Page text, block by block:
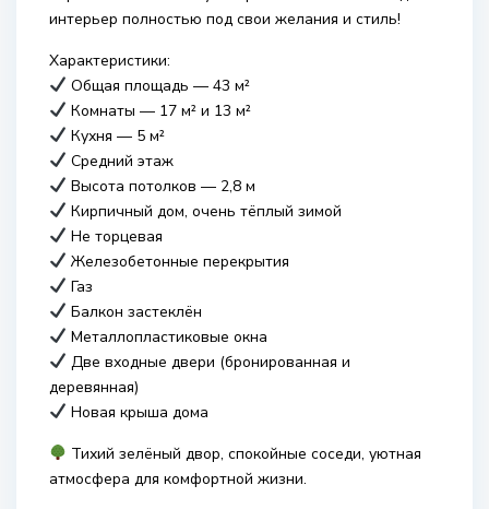
интерьер полностью под свои желания и стиль!
Характеристики:
Общая площадь — 43 м²
Комнаты — 17 м² и 13 м²
Кухня — 5 м²
Средний этаж
Высота потолков — 2,8 м
Кирпичный дом, очень тёплый зимой
Не торцевая
Железобетонные перекрытия
Газ
Балкон застеклён
Металлопластиковые окна
Две входные двери (бронированная и
деревянная)
Новая крыша дома
Тихий зелёный двор, спокойные соседи, уютная
атмосфера для комфортной жизни.